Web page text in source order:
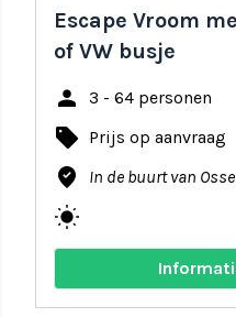
Escape Vroom
of VW busje
person 3 - 64 personen
local_offer Prijs op aanvraag
where_to_vote In de buurt van
wb_sunny